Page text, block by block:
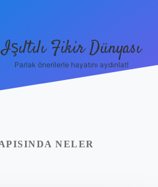
Işıltılı Fikir Dünyası
Parlak önerilerle hayatını aydınlat!
NELER